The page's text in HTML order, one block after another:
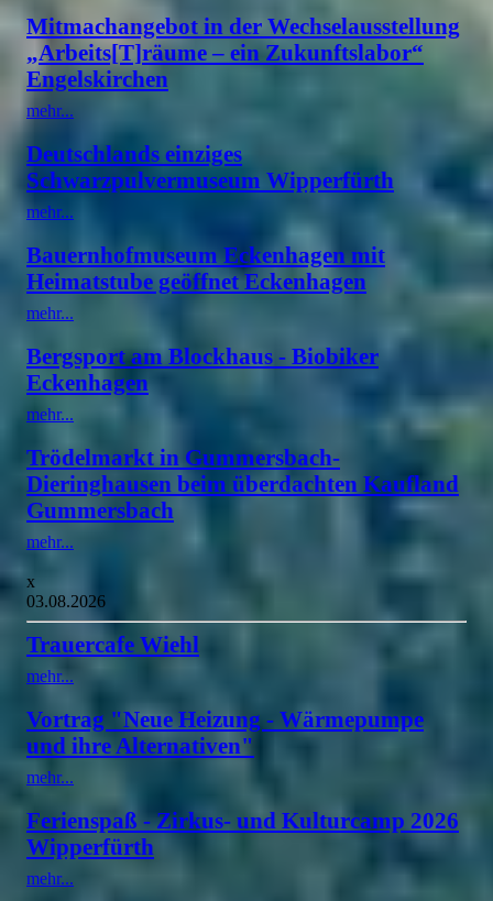
Mitmachangebot in der Wechselausstellung
„Arbeits[T]räume – ein Zukunftslabor“
Engelskirchen
mehr...
Deutschlands einziges
Schwarzpulvermuseum Wipperfürth
mehr...
Bauernhofmuseum Eckenhagen mit
Heimatstube geöffnet Eckenhagen
mehr...
Bergsport am Blockhaus - Biobiker
Eckenhagen
mehr...
Trödelmarkt in Gummersbach-
Dieringhausen beim überdachten Kaufland
Gummersbach
mehr...
x
03.08.2026
Trauercafe Wiehl
mehr...
Vortrag "Neue Heizung - Wärmepumpe
und ihre Alternativen"
mehr...
Ferienspaß - Zirkus- und Kulturcamp 2026
Wipperfürth
mehr...